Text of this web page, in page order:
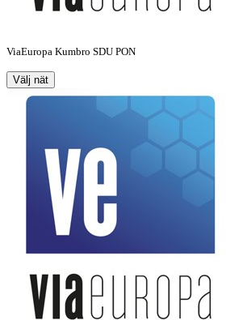
ViaEuropa Kumbro SDU PON
Välj nät